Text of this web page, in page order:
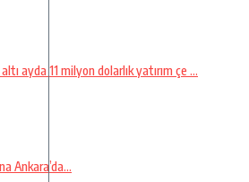
ayda 11 milyon dolarlık yatırım çe ...
Ankara’da…